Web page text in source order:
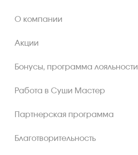
О компании
Акции
Бонусы, программа лояльности
Работа в Суши Мастер
Партнерская программа
Благотворительность